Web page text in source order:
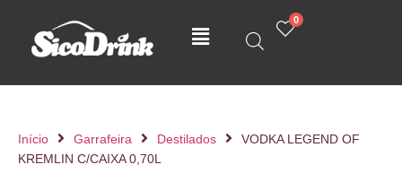
0
Início Garrafeira Destilados
VODKA LEGEND OF
KREMLIN C/CAIXA 0,70L